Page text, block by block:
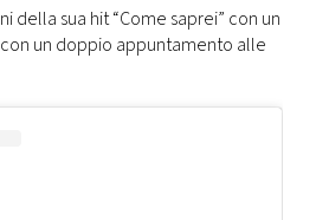
della sua hit “Come saprei” con un
con un doppio appuntamento alle